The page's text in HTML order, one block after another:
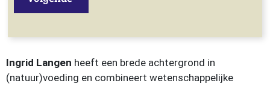
Ingrid Langen heeft een brede achtergrond in
(natuur)voeding en combineert wetenschappelijke